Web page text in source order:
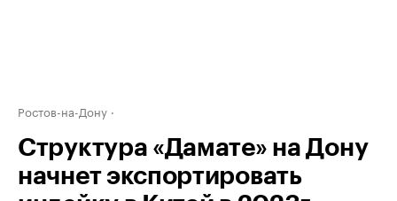
Ростов-на-Дону
Структура «Дамате» на Дону
начнет экспортировать